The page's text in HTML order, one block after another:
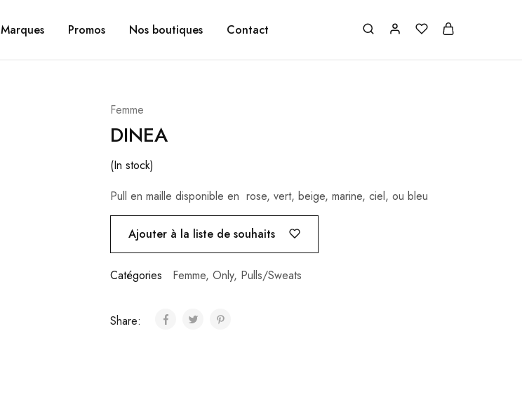
Marques Promos Nos boutiques Contact
Femme
DINEA
(In stock)
Pull en maille disponible en rose, vert, beige, marine, ciel, ou bleu
Ajouter à la liste de souhaits
Catégories Femme, Only, Pulls/Sweats
Share: